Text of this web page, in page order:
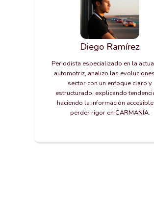
Diego Ramírez
Periodista especializado en la
automotriz, analizo las
sector con un enfoque claro y
estructurado, explicando
haciendo la información
perder rigor en CARMANÍA.